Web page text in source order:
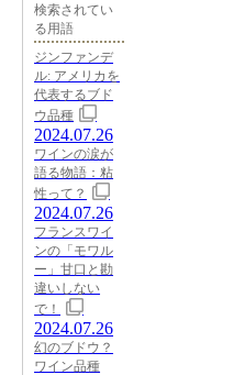
検索されてい
る用語
ジンファンデ
ル: アメリカを
代表するブド
ウ品種
2024.07.26
ワインの涙が
語る物語：粘
性って？
2024.07.26
フランスワイ
ンの「モワル
ー」甘口と勘
違いしない
で！
2024.07.26
幻のブドウ？
ワイン品種